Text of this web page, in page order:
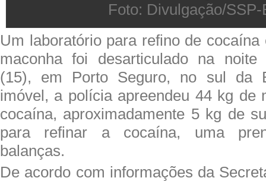
Foto: Divulgação/SSP-
Um laboratório para refino de cocaína
maconha foi desarticulado na noite
(15), em Porto Seguro, no sul da
imóvel, a polícia apreendeu 44 kg de
cocaína, aproximadamente 5 kg de
para refinar a cocaína, uma
balanças.
De acordo com informações da